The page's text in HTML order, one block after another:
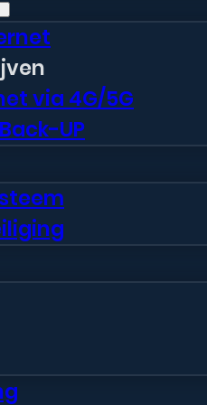
via 4G/5G
UP